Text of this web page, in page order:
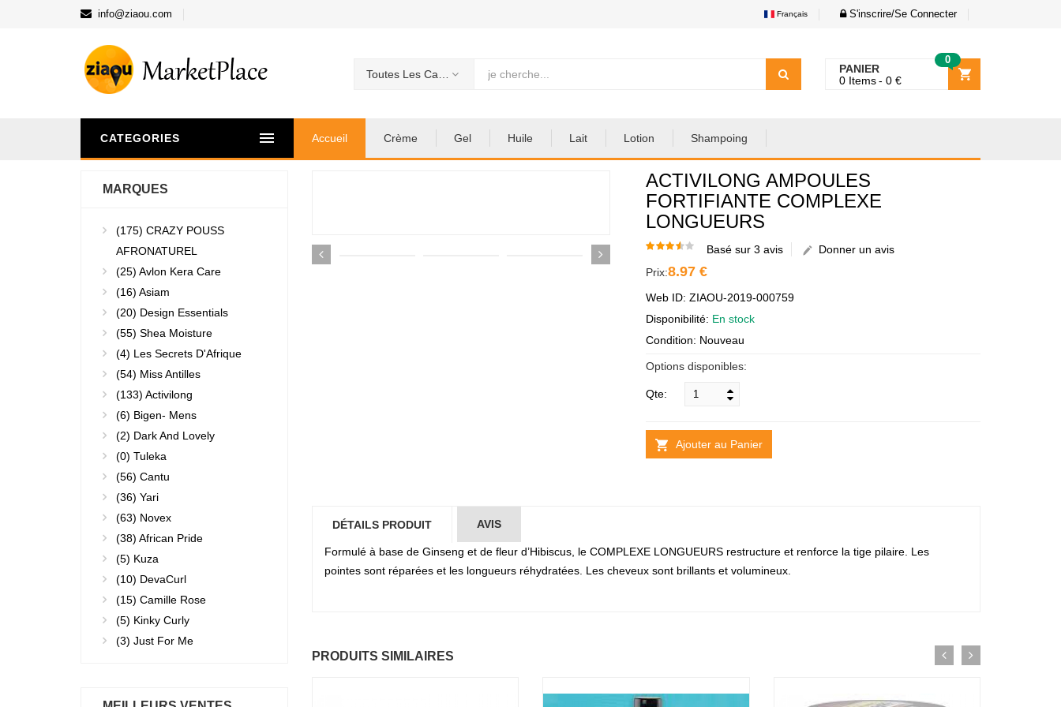
info@ziaou.com Français S'inscrire/Se Connecter
PANIER
0
0 Items 0 €
CATEGORIES Accueil Crème Gel Huile Lait Lotion Shampoing
ACTIVILONG AMPOULES
FORTIFIANTE COMPLEXE
LONGUEURS
Basé sur 3 avis
Donner un avis
Prix:8.97 €
Web ID: ZIAOU-2019-000759
Disponibilité: En stock
Condition: Nouveau
Options disponibles:
Qte:
Ajouter au Panier
DÉTAILS PRODUIT AVIS
Formulé à base de Ginseng et de fleur d’Hibiscus, le COMPLEXE LONGUEURS restructure et renforce la tige pilaire. Les
pointes sont réparées et les longueurs réhydratées. Les cheveux sont brillants et volumineux.
PRODUITS SIMILAIRES
MARQUES
(175) CRAZY POUSS
AFRONATUREL
(25) Avlon Kera Care
(16) Asiam
(20) Design Essentials
(55) Shea Moisture
(4) Les Secrets D'Afrique
(54) Miss Antilles
(133) Activilong
(6) Bigen- Mens
(2) Dark And Lovely
(0) Tuleka
(56) Cantu
(36) Yari
(63) Novex
(38) African Pride
(5) Kuza
(10) DevaCurl
(15) Camille Rose
(5) Kinky Curly
(3) Just For Me